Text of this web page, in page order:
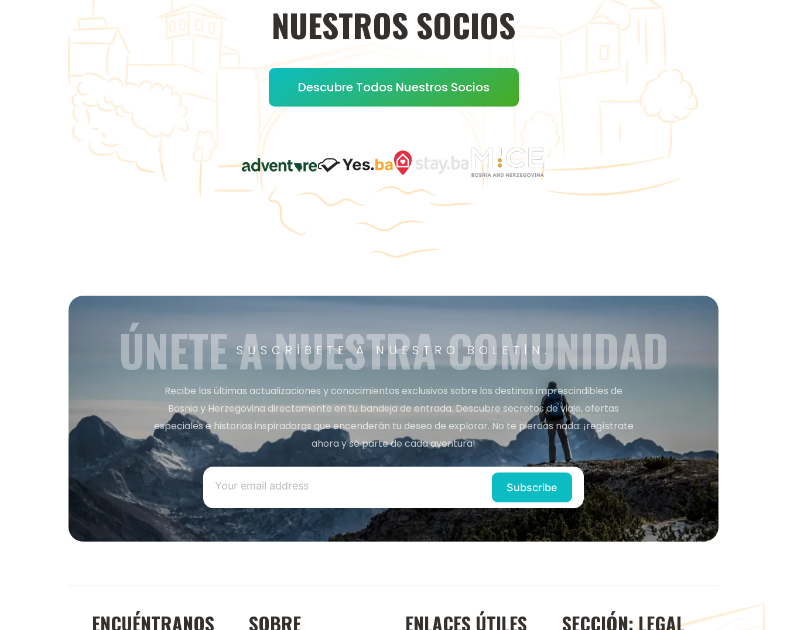
NUESTROS SOCIOS
Descubre Todos Nuestros Socios
SUSCRÍBETE A NUESTRO BOLETÍN.
ÚNETE A NUESTRA COMUNIDAD
Recibe las últimas actualizaciones y conocimientos exclusivos sobre los destinos imprescindibles de
Bosnia y Herzegovina directamente en tu bandeja de entrada. Descubre secretos de viaje, ofertas
especiales e historias inspiradoras que encenderán tu deseo de explorar. No te pierdas nada: ¡regístrate
ahora y sé parte de cada aventura!
ENCUÉNTRANOS SOBRE ENLACES ÚTILES SECCIÓN: LEGAL